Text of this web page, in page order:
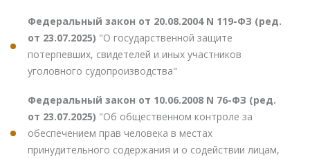
Федеральный закон от 20.08.2004 N 119-ФЗ (ред.
от 23.07.2025) "О государственной защите
потерпевших, свидетелей и иных участников
уголовного судопроизводства"
Федеральный закон от 10.06.2008 N 76-ФЗ (ред.
от 23.07.2025) "Об общественном контроле за
обеспечением прав человека в местах
принудительного содержания и о содействии лицам,